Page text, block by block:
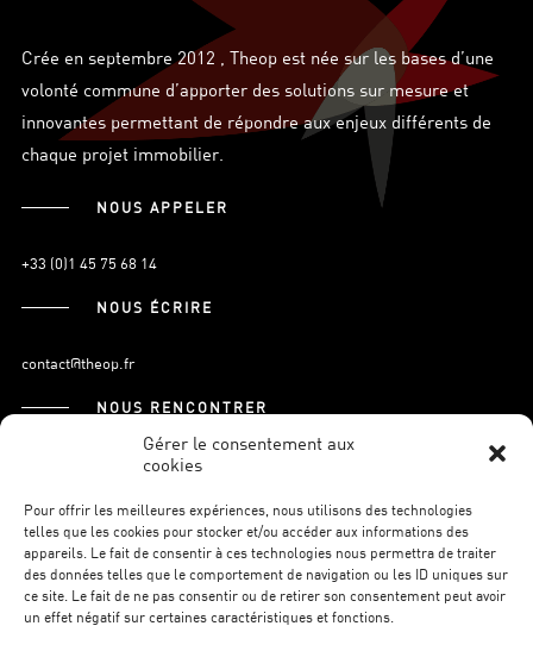
Gérer le consentement aux
cookies
Pour offrir les meilleures expériences, nous utilisons des technologies
telles que les cookies pour stocker et/ou accéder aux informations des
appareils. Le fait de consentir à ces technologies nous permettra de traiter
des données telles que le comportement de navigation ou les ID uniques sur
ce site. Le fait de ne pas consentir ou de retirer son consentement peut avoir
un effet négatif sur certaines caractéristiques et fonctions.
Crée en septembre 2012 , Theop est née sur les bases d’une
volonté commune d’apporter des solutions sur mesure et
innovantes permettant de répondre aux enjeux différents de
chaque projet immobilier.
NOUS APPELER
+33 (0)1 45 75 68 14
NOUS ÉCRIRE
contact@theop.fr
NOUS RENCONTRER
21, Boulevard Pasteur
S’INSCRIRE À LA NEWSLETTER